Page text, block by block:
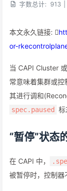
字数总计: 913
本文永久链接:
or-
当 CAPI Cluster
常意味着集群或控
其进行调和
spec.paused 标
“暂停”状态
在 CAPI 中，
被暂停时，控制器